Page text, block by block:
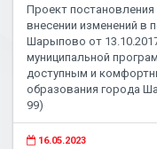
Проект
внесении изменений в
Шарыпово от
муниципальной
доступным и
образования города
99)
16.05.2023